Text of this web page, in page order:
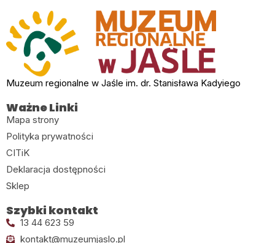
Muzeum regionalne w Jaśle im. dr. Stanisława Kadyiego
Ważne Linki
Mapa strony
Polityka prywatności
CITiK
Deklaracja dostępności
Sklep
Szybki kontakt
13 44 623 59
kontakt@muzeumjaslo.pl